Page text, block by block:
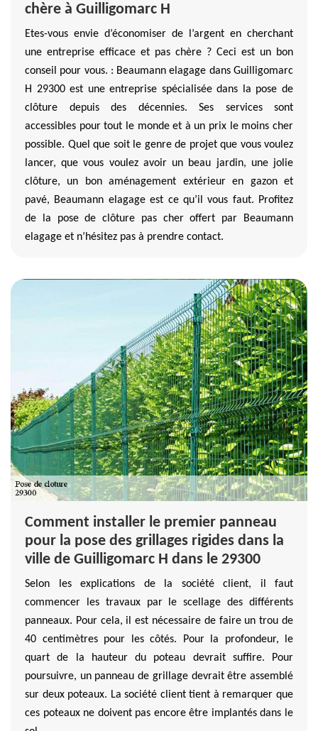
chère à Guilligomarc H
Etes-vous envie d’économiser de l’argent en cherchant
une entreprise efficace et pas chère ? Ceci est un bon
conseil pour vous. : Beaumann elagage dans Guilligomarc
H 29300 est une entreprise spécialisée dans la pose de
clôture depuis des décennies. Ses services sont
accessibles pour tout le monde et à un prix le moins cher
possible. Quel que soit le genre de projet que vous voulez
lancer, que vous voulez avoir un beau jardin, une jolie
clôture, un bon aménagement extérieur en gazon et
pavé, Beaumann elagage est ce qu’il vous faut. Profitez
de la pose de clôture pas cher offert par Beaumann
elagage et n’hésitez pas à prendre contact.
Comment installer le premier panneau
pour la pose des grillages rigides dans la
ville de Guilligomarc H dans le 29300
Selon les explications de la société client, il faut
commencer les travaux par le scellage des différents
panneaux. Pour cela, il est nécessaire de faire un trou de
40 centimètres pour les côtés. Pour la profondeur, le
quart de la hauteur du poteau devrait suffire. Pour
poursuivre, un panneau de grillage devrait être assemblé
sur deux poteaux. La société client tient à remarquer que
ces poteaux ne doivent pas encore être implantés dans le